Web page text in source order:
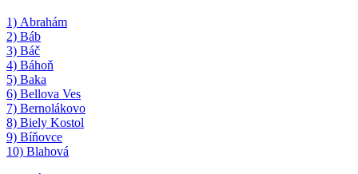
1) Abrahám
2) Báb
3) Báč
4) Báhoň
5) Baka
6) Bellova Ves
7) Bernolákovo
8) Biely Kostol
9) Bíňovce
10) Blahová